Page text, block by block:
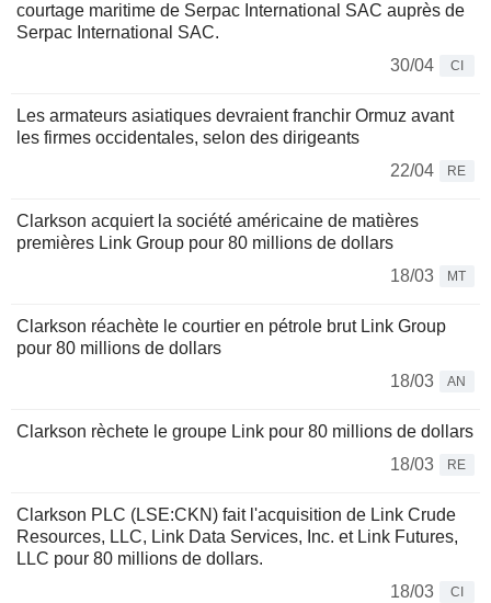
courtage maritime de Serpac International SAC auprès de
Serpac International SAC.
30/04
CI
Les armateurs asiatiques devraient franchir Ormuz avant
les firmes occidentales, selon des dirigeants
22/04
RE
Clarkson acquiert la société américaine de matières
premières Link Group pour 80 millions de dollars
18/03
MT
Clarkson réachète le courtier en pétrole brut Link Group
pour 80 millions de dollars
18/03
AN
Clarkson rèchete le groupe Link pour 80 millions de dollars
18/03
RE
Clarkson PLC (LSE:CKN) fait l'acquisition de Link Crude
Resources, LLC, Link Data Services, Inc. et Link Futures,
LLC pour 80 millions de dollars.
18/03
CI